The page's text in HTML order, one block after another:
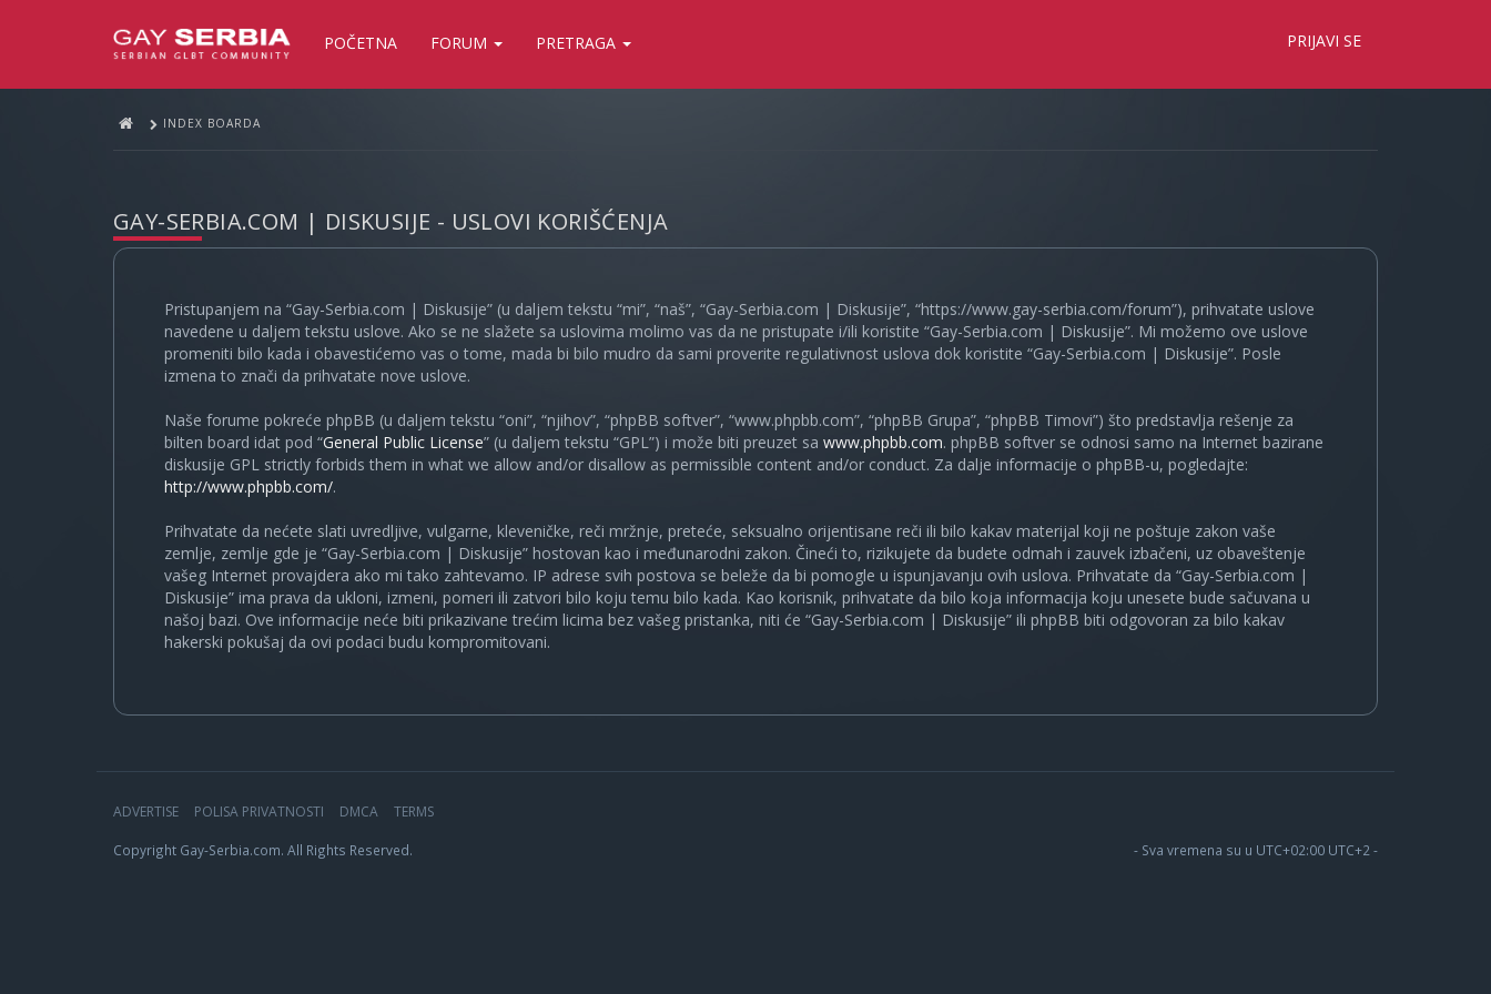
POČETNA FORUM PRETRAGA PRIJAVI SE
INDEX BOARDA
GAY-SERBIA.COM | DISKUSIJE - USLOVI KORIŠĆENJA
Pristupanjem na “Gay-Serbia.com | Diskusije” (u daljem tekstu “mi”, “naš”, “Gay-Serbia.com | Diskusije”, “https://www.gay-serbia.com/forum”), prihvatate uslove
navedene u daljem tekstu uslove. Ako se ne slažete sa uslovima molimo vas da ne pristupate i/ili koristite “Gay-Serbia.com | Diskusije”. Mi možemo ove uslove
promeniti bilo kada i obavestićemo vas o tome, mada bi bilo mudro da sami proverite regulativnost uslova dok koristite “Gay-Serbia.com | Diskusije”. Posle
izmena to znači da prihvatate nove uslove.
Naše forume pokreće phpBB (u daljem tekstu “oni”, “njihov”, “phpBB softver”, “www.phpbb.com”, “phpBB Grupa”, “phpBB Timovi”) što predstavlja rešenje za
bilten board idat pod “General Public License” (u daljem tekstu “GPL”) i može biti preuzet sa www.phpbb.com. phpBB softver se odnosi samo na Internet bazirane
diskusije GPL strictly forbids them in what we allow and/or disallow as permissible content and/or conduct. Za dalje informacije o phpBB-u, pogledajte:
http://www.phpbb.com/.
Prihvatate da nećete slati uvredljive, vulgarne, kleveničke, reči mržnje, preteće, seksualno orijentisane reči ili bilo kakav materijal koji ne poštuje zakon vaše
zemlje, zemlje gde je “Gay-Serbia.com | Diskusije” hostovan kao i međunarodni zakon. Čineći to, rizikujete da budete odmah i zauvek izbačeni, uz obaveštenje
vašeg Internet provajdera ako mi tako zahtevamo. IP adrese svih postova se beleže da bi pomogle u ispunjavanju ovih uslova. Prihvatate da “Gay-Serbia.com |
Diskusije” ima prava da ukloni, izmeni, pomeri ili zatvori bilo koju temu bilo kada. Kao korisnik, prihvatate da bilo koja informacija koju unesete bude sačuvana u
našoj bazi. Ove informacije neće biti prikazivane trećim licima bez vašeg pristanka, niti će “Gay-Serbia.com | Diskusije” ili phpBB biti odgovoran za bilo kakav
hakerski pokušaj da ovi podaci budu kompromitovani.
ADVERTISE POLISA PRIVATNOSTI DMCA TERMS
Copyright Gay-Serbia.com. All Rights Reserved. - Sva vremena su u UTC+02:00 UTC+2 -